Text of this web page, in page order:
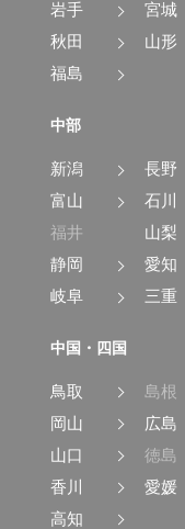
岩手
宮城
秋田
山形
福島
中部
新潟
長野
富山
石川
福井
山梨
静岡
愛知
岐阜
三重
中国・四国
鳥取
島根
岡山
広島
山口
徳島
香川
愛媛
高知